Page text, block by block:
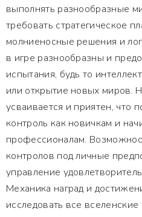
выполнять разнообразные
требовать стратегическое
молниеносные решения и
в игре разнообразны и
испытания, будь то
или открытие новых миров.
усваивается и приятен, что
контроль как новичкам и
профессионалам.
контролов под личные
управление
Механика наград и
исследовать все вселенские